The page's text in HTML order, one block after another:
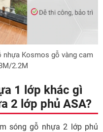
Kosmos gỗ vàng cam
2.2M
1 lớp khác gì
2 lớp phủ ASA?
sóng gỗ nhựa 2 lớp phủ